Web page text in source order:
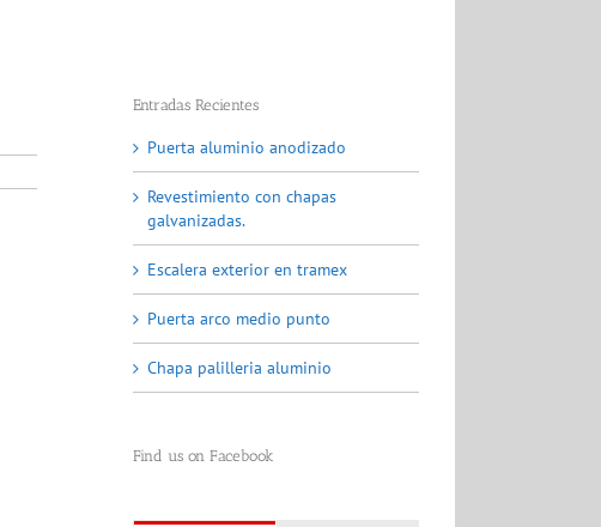
Entradas Recientes
Puerta aluminio anodizado
Revestimiento con chapas
galvanizadas.
Escalera exterior en tramex
Puerta arco medio punto
Chapa palilleria aluminio
Find us on Facebook